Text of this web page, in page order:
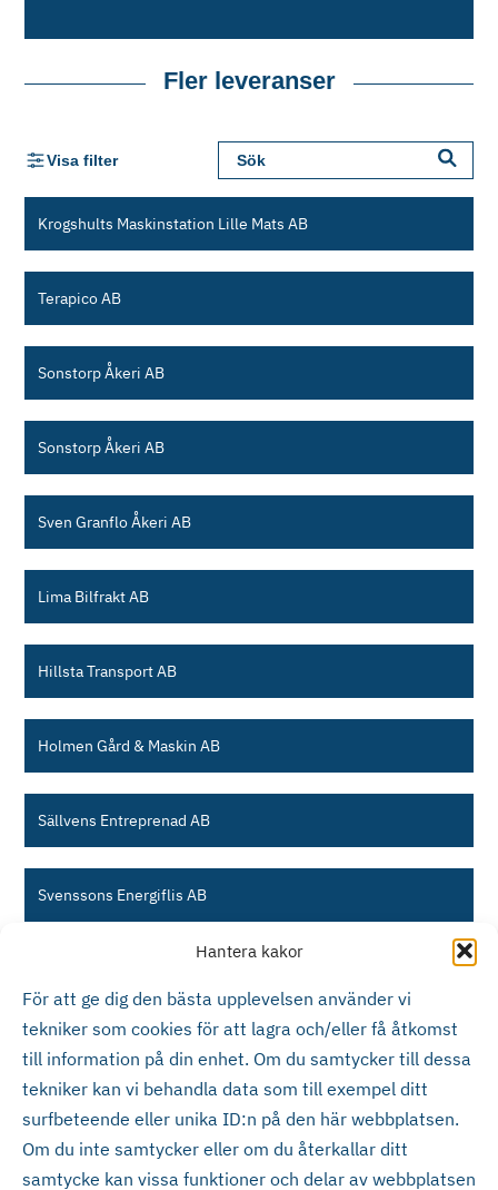
Hantera kakor
För att ge dig den bästa upplevelsen använder vi
tekniker som cookies för att lagra och/eller få åtkomst
till information på din enhet. Om du samtycker till dessa
tekniker kan vi behandla data som till exempel ditt
surfbeteende eller unika ID:n på den här webbplatsen.
Om du inte samtycker eller om du återkallar ditt
samtycke kan vissa funktioner och delar av webbplatsen
Fler leveranser
Visa filter
Krogshults Maskinstation Lille Mats AB
Terapico AB
Sonstorp Åkeri AB
Sonstorp Åkeri AB
Sven Granflo Åkeri AB
Lima Bilfrakt AB
Hillsta Transport AB
Holmen Gård & Maskin AB
Sällvens Entreprenad AB
Svenssons Energiflis AB